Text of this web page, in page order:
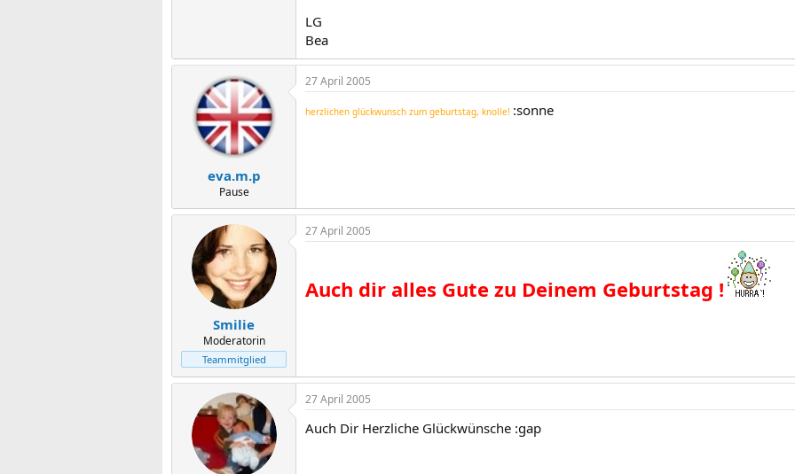
LG
Bea
eva.m.p
Pause
27 April 2005
herzlichen glückwunsch zum geburtstag, knolle! :sonne
Smilie
Moderatorin
Teammitglied
27 April 2005
Auch dir alles Gute zu Deinem Geburtstag !
27 April 2005
Auch Dir Herzliche Glückwünsche :gap